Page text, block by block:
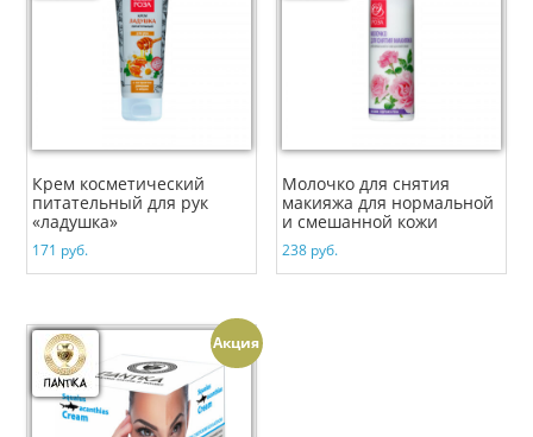
Крем косметический
питательный для рук
«ладушка»
171 руб.
Молочко для снятия
макияжа для нормальной
и смешанной кожи
238 руб.
Акция